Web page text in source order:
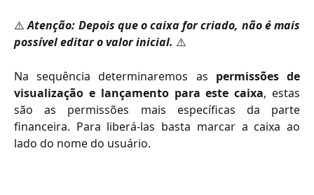
⚠️Atenção: Depois queo caixa for criado, não é mais
possível editar o valor inicial. ⚠️
Na sequência determinaremos as permissões de
visualização e lançamento para este caixa, estas
são as permissões mais específicas da parte
financeira. Para liberá-las basta marcar a caixa ao
lado do nome do usuário.